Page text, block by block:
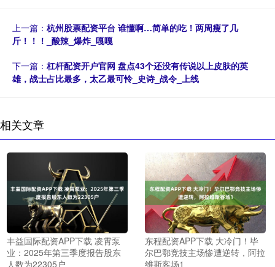
上一篇： 杭州股票配资平台 谁懂啊…简单的吃！两周瘦了几
斤！！！_酸辣_爆炸_嘎嘎
下一篇： 杠杆配资开户官网 盘点43个还没有传说以上皮肤的英
雄，战士占比最多，太乙最可怜_史诗_战令_上线
相关文章
丰益国际配资APP下载 凌霄泵
业：2025年第三季度报告股东
人数为22305户
东程配资APP下载 大冷门！毕
尔巴鄂竞技主场惨遭逆转，阿拉
维斯客场1